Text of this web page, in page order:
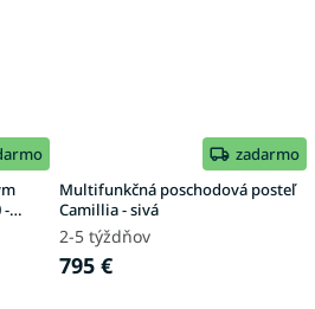
-
zadarmo
Multifunkčná poschodová posteľ
Camillia - sivá
2-5 týždňov
795 €